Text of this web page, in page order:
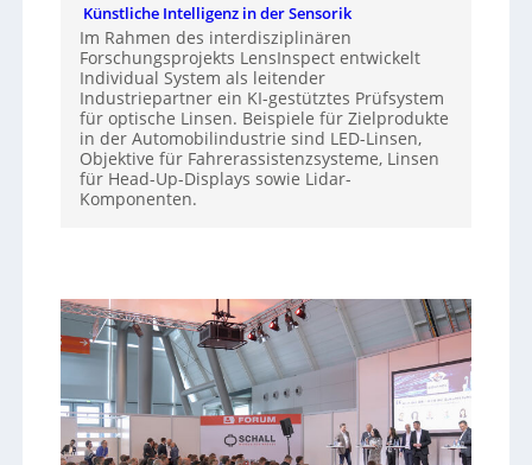
Künstliche Intelligenz in der Sensorik
Im Rahmen des interdisziplinären
Forschungsprojekts LensInspect entwickelt
Individual System als leitender
Industriepartner ein KI-gestütztes Prüfsystem
für optische Linsen. Beispiele für Zielprodukte
in der Automobilindustrie sind LED-Linsen,
Objektive für Fahrerassistenzsysteme, Linsen
für Head-Up-Displays sowie Lidar-
Komponenten.